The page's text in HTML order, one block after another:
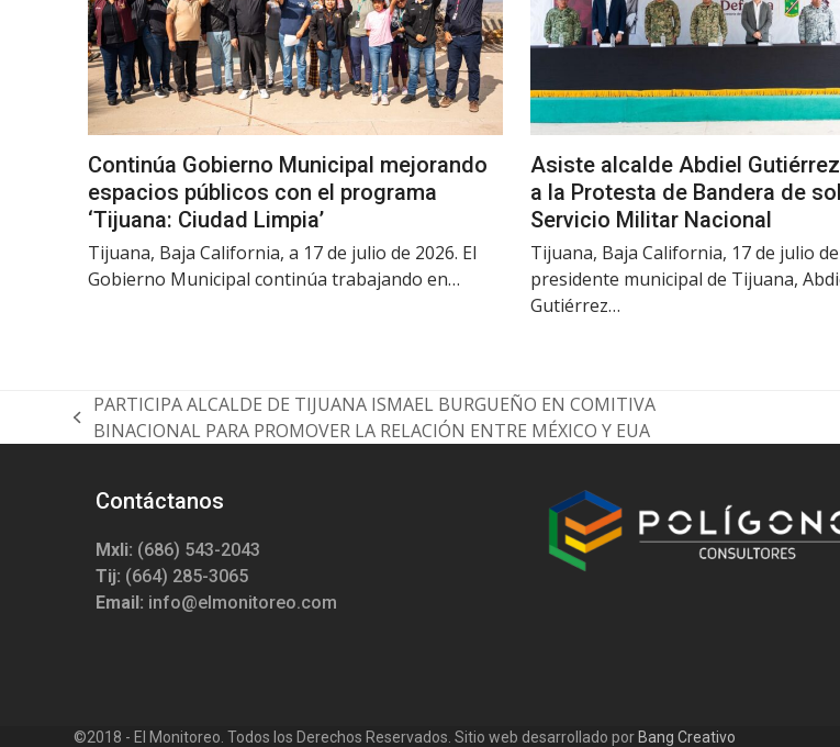
Continúa Gobierno Municipal mejorando
espacios públicos con el programa
‘Tijuana: Ciudad Limpia’
Tijuana, Baja California, a 17 de julio de 2026. El
Gobierno Municipal continúa trabajando en…
Asiste alcalde Abdiel
a la Protesta de Bandera de
Servicio Militar Nacional
Tijuana, Baja California, 17 de julio de
presidente municipal de Tijuana,
Gutiérrez…
previous
PARTICIPA ALCALDE DE TIJUANA ISMAEL BURGUEÑO EN COMITIVA
BINACIONAL PARA PROMOVER LA RELACIÓN ENTRE MÉXICO Y EUA
Contáctanos
Mxli: (686) 543-2043
Tij: (664) 285-3065
Email: info@elmonitoreo.com
©2018 - El Monitoreo. Todos los Derechos Reservados. Sitio web desarrollado por Bang Creativo